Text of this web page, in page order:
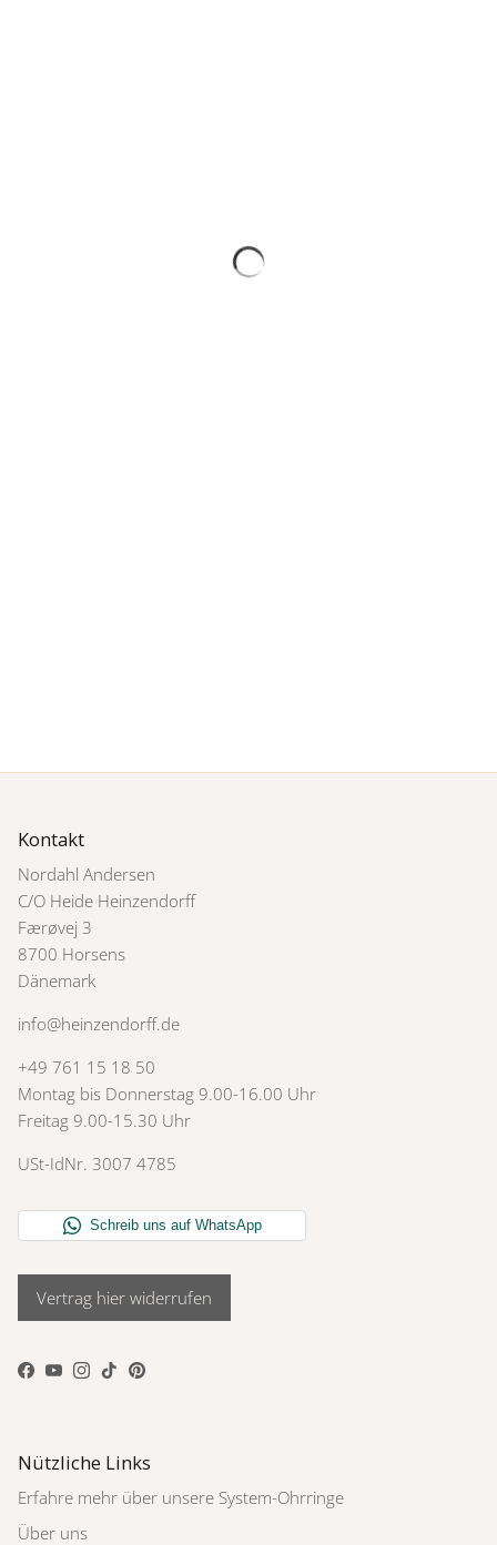
Kontakt
Nordahl Andersen
C/O Heide Heinzendorff
Færøvej 3
8700 Horsens
Dänemark
info@heinzendorff.de
+49 761 15 18 50
Montag bis Donnerstag 9.00-16.00 Uhr
Freitag 9.00-15.30 Uhr
USt-IdNr. 3007 4785
Vertrag hier widerrufen
Facebook
YouTube
Instagram
TikTokPinterest
Nützliche Links
Erfahre mehr über unsere System-Ohrringe
Über uns